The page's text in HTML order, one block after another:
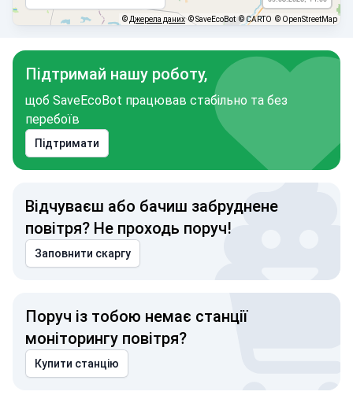
© Джерела даних © SaveEcoBot © CARTO © OpenStreetMap
Підтримай нашу роботу,
щоб SaveEcoBot працював стабільно та без
перебоїв
Підтримати
Відчуваєш або бачиш забруднене
повітря? Не проходь поруч!
Заповнити скаргу
Поруч із тобою немає станції
моніторингу повітря?
Купити станцію